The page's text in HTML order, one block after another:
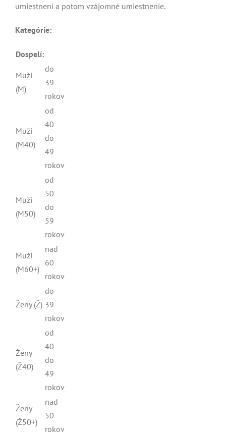
umiestnení a potom vzájomné umiestnenie.
Kategórie:
Dospelí:
Muži
(M)
do
39
rokov
Muži
(M40)
od
40
do
49
rokov
Muži
(M50)
od
50
do
59
rokov
Muži
(M60+)
nad
60
rokov
Ženy (Ž)
do
39
rokov
Ženy
(Ž40)
od
40
do
49
rokov
Ženy
(Ž50+)
nad
50
rokov